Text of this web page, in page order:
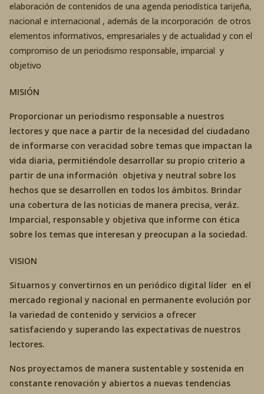
elaboración de contenidos de una agenda periodística tarijeña,
nacional e internacional , además de la incorporación de otros
elementos informativos, empresariales y de actualidad y con el
compromiso de un periodismo responsable, imparcial y
objetivo
MISIÓN
Proporcionar un periodismo responsable a nuestros
lectores y que nace a partir de la necesidad del ciudadano
de informarse con veracidad sobre temas que impactan la
vida diaria, permitiéndole desarrollar su propio criterio a
partir de una información objetiva y neutral sobre los
hechos que se desarrollen en todos los ámbitos. Brindar
una cobertura de las noticias de manera precisa, veráz.
Imparcial, responsable y objetiva que informe con ética
sobre los temas que interesan y preocupan a la sociedad.
VISION
Situarnos y convertirnos en un periódico digital líder en el
mercado regional y nacional en permanente evolución por
la variedad de contenido y servicios a ofrecer
satisfaciendo y superando las expectativas de nuestros
lectores.
Nos proyectamos de manera sustentable y sostenida en
constante renovación y abiertos a nuevas tendencias